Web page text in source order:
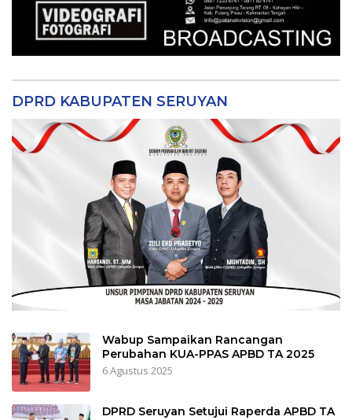
DPRD KABUPATEN SERUYAN
Wabup Sampaikan Rancangan
Perubahan KUA-PPAS APBD TA 2025
6 Agustus 2025
DPRD Seruyan Setujui Raperda APBD TA